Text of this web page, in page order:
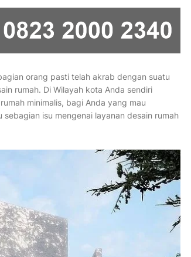
orang pasti telah akrab dengan suatu
rumah. Di Wilayah kota Anda sendiri
minimalis, bagi Anda yang mau
isu mengenai layanan desain rumah